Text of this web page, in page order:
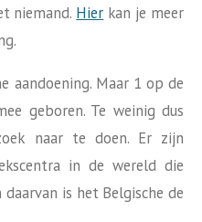
niemand. Hier kan je meer
aandoening. Maar 1 op de
geboren. Te weinig dus
naar te doen. Er zijn
in de wereld die
daarvan is het Belgische de